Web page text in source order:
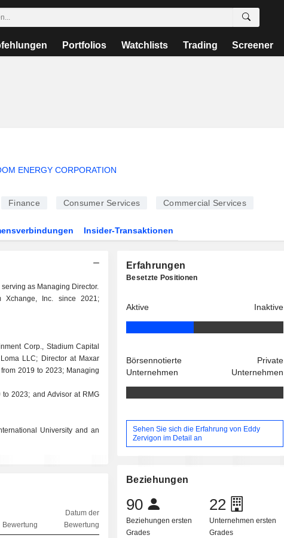
Portfolios Watchlists Trading Screener
ENERGY CORPORATION
Finance Consumer Services Commercial Services
Insider-Transaktionen
as Managing Director.
Xchange, Inc. since 2021;
Corp., Stadium Capital
LLC; Director at Maxar
2019 to 2023; Managing
2023; and Advisor at RMG
University and an
Bewertung
Datum der
Bewertung
Erfahrungen
Besetzte Positionen
Aktive Inaktive
Börsennotierte
Unternehmen
Private
Unternehmen
Sehen Sie sich die Erfahrung von Eddy
Zervigon im Detail an
Beziehungen
90
Beziehungen ersten
Grades
22
Unternehmen ersten
Grades